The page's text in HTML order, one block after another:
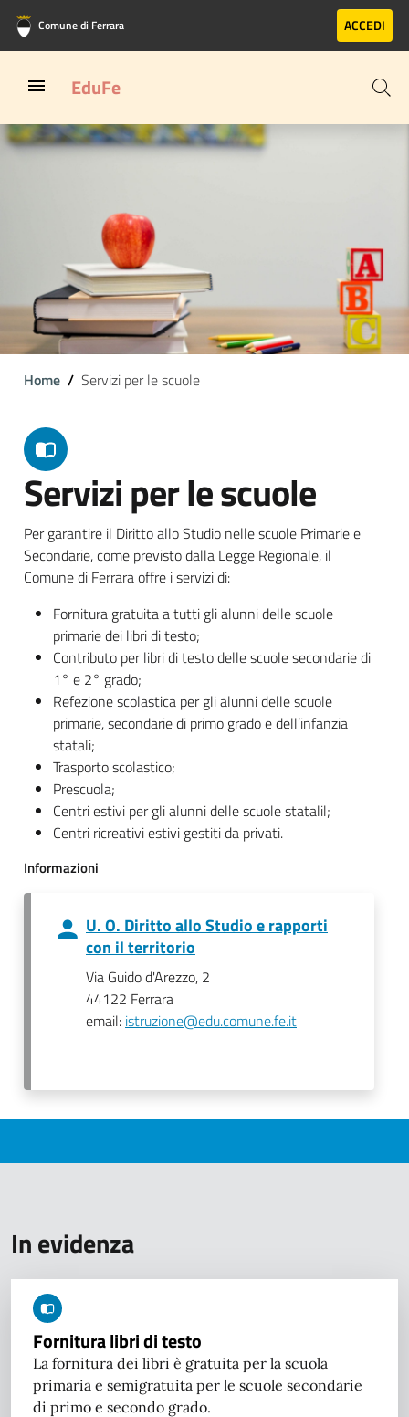
Vai al contenuto principale
Vai al footer
Comune di Ferrara ACCEDI
EduFe
Home Servizi per le scuole
Servizi per le scuole
Per garantire il Diritto allo Studio nelle scuole Primarie e
Secondarie, come previsto dalla Legge Regionale, il
Comune di Ferrara offre i servizi di:
Fornitura gratuita a tutti gli alunni delle scuole
primarie dei libri di testo;
Contributo per libri di testo delle scuole secondarie di
1° e 2° grado;
Refezione scolastica per gli alunni delle scuole
primarie, secondarie di primo grado e dell’infanzia
statali;
Trasporto scolastico;
Prescuola;
Centri estivi per gli alunni delle scuole statalil;
Centri ricreativi estivi gestiti da privati.
Informazioni
U. O. Diritto allo Studio e rapporti
con il territorio
Via Guido d'Arezzo, 2
44122 Ferrara
email: istruzione@edu.comune.fe.it
In evidenza
Fornitura libri di testo
La fornitura dei libri è gratuita per la scuola
primaria e semigratuita per le scuole secondarie
di primo e secondo grado.